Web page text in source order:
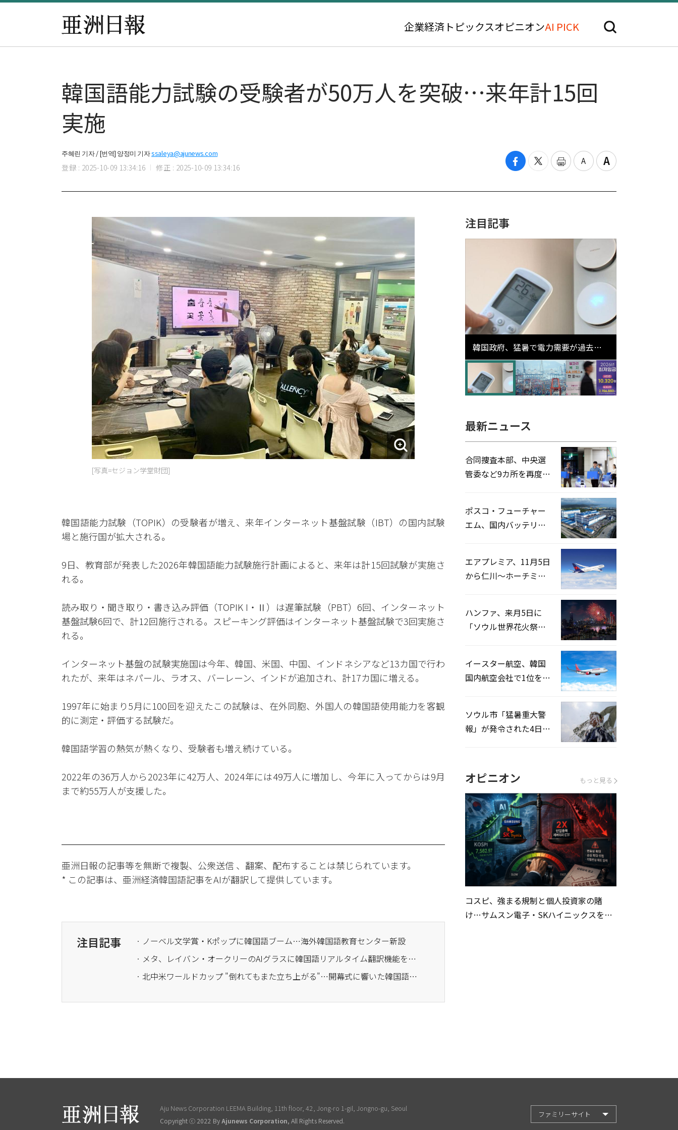
企業経済 トピックスオピニオンAI PICK
韓国語能力試験の受験者が50万人を突破…来年計15回
実施
주혜린 기자 / [번역] 양정미 기자ssaleya@ajunews.com
登録 : 2025-10-09 13:34:16 修正 : 2025-10-09 13:34:16
[写真=セジョン学堂財団]
韓国語能力試験（TOPIK）の受験者が増え、来年インターネット基盤試験（IBT）の国内試験
場と施行国が拡大される。
9日、教育部が発表した2026年韓国語能力試験施行計画によると、来年は計15回試験が実施さ
れる。
読み取り・聞き取り・書き込み評価（TOPIK I・Ⅱ）は遅筆試験（PBT）6回、インターネット
基盤試験6回で、計12回施行される。スピーキング評価はインターネット基盤試験で3回実施さ
れる。
インターネット基盤の試験実施国は今年、韓国、米国、中国、インドネシアなど13カ国で行わ
れたが、来年はネパール、ラオス、バーレーン、インドが追加され、計17カ国に増える。
1997年に始まり5月に100回を迎えたこの試験は、在外同胞、外国人の韓国語使用能力を客観
的に測定・評価する試験だ。
韓国語学習の熱気が熱くなり、受験者も増え続けている。
2022年の36万人から2023年に42万人、2024年には49万人に増加し、今年に入ってからは9月
まで約55万人が支援した。
亜洲日報の記事等を無断で複製、公衆送信 、翻案、配布することは禁じられています。
* この記事は、亜洲経済韓国語記事をAIが翻訳して提供しています。
注目記事
· ノーベル文学賞・Kポップに韓国語ブーム…海外韓国語教育センター新設
· メタ、レイバン・オークリーのAIグラスに韓国語リアルタイム翻訳機能を導入
· 北中米ワールドカップ "倒れてもまた立ち上がる"…開幕式に響いた韓国語の歌詞
注目記事
韓国政府、猛暑で電力需要が過去最
高更新の可能性に需給対応体制を点
検
最新ニュース
合同捜査本部、中央選
管委など9カ所を再度家
ポスコ・フューチャー
エム、国内バッテリー
エアプレミア、11月5日
から仁川〜ホーチミン
ハンファ、来月5日に
「ソウル世界花火祭り
イースター航空、韓国
国内航空会社で1位を記
ソウル市「猛暑重大警
報」が発令された4日、
オピニオン もっと見る
コスピ、強まる規制と個人投資家の賭
け…サムスン電子・SKハイニックスを巡
ファミリーサイト
Aju News Corporation LEEMA Building, 11th floor, 42, Jong-ro 1-gil, Jongno-gu, Seoul
Copyright ⓒ 2022 ByAjunews Corporation, All Rights Reserved.